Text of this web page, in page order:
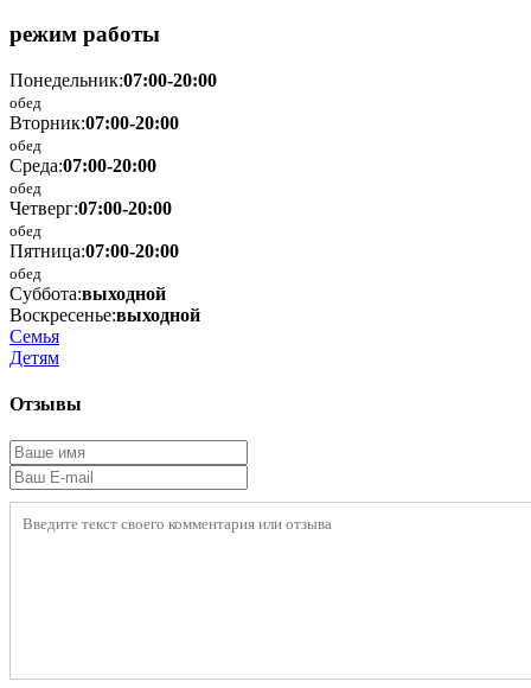
режим работы
Понедельник:07:00-20:00
обед
Вторник:07:00-20:00
обед
Среда:07:00-20:00
обед
Четверг:07:00-20:00
обед
Пятница:07:00-20:00
обед
Суббота:выходной
Воскресенье:выходной
Семья
Детям
Отзывы